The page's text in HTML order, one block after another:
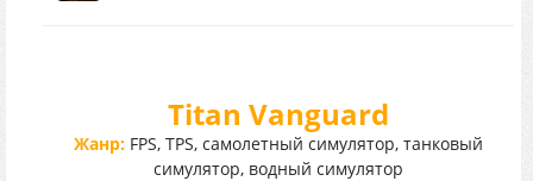
Titan Vanguard
Жанр: FPS, TPS, самолетный симулятор, танковый
симулятор, водный симулятор